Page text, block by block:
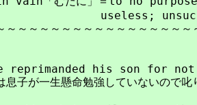
～～～～～～～～～～～～～～
his son for
が一生懸命勉強していないので叱